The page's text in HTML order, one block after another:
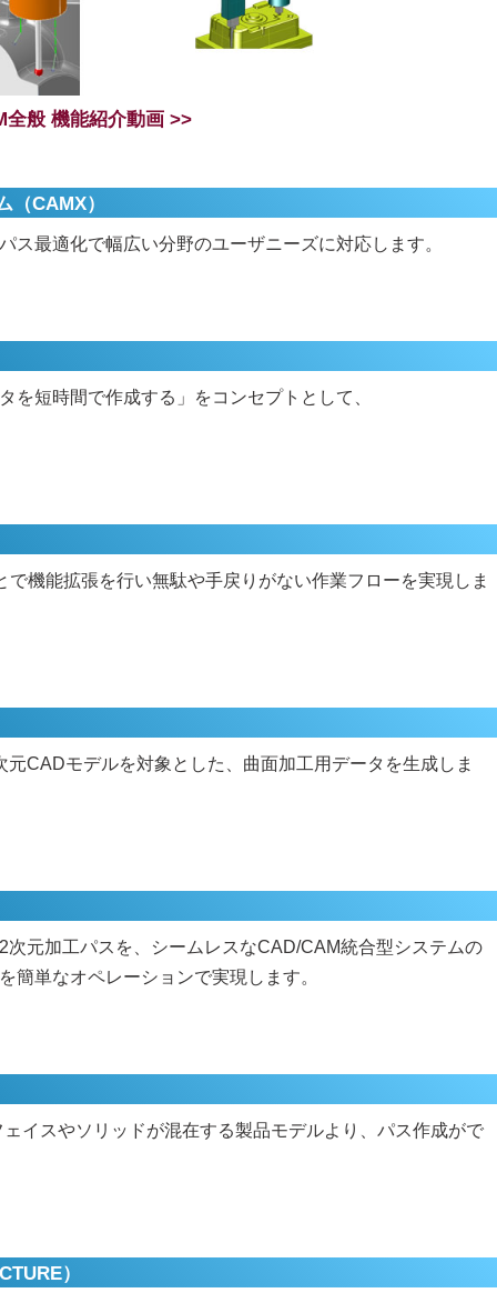
全般 機能紹介動画 >>
CAMX）
最適化で幅広い分野のユーザニーズに対応します。
を短時間で作成する」をコンセプトとして、
機能拡張を行い無駄や手戻りがない作業フローを実現しま
CADモデルを対象とした、曲面加工用データを生成しま
元加工パスを、シームレスなCAD/CAM統合型システムの
簡単なオペレーションで実現します。
イスやソリッドが混在する製品モデルより、パス作成がで
）